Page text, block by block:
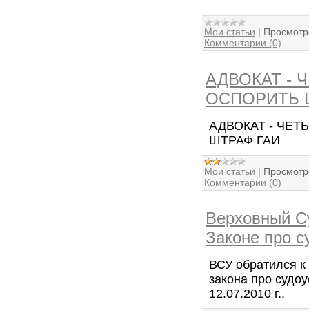
Мои статьи |
Комментарии (0)
АДВОКАТ -
ОСПОРИТЬ
АДВОКАТ -
ШТРАФ ГАИ
Мои статьи |
Комментарии (0)
Верховный
Законе про
ВСУ обратился
закона про
12.07.2010 г..